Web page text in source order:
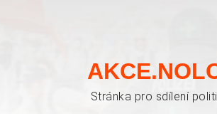
Stránka pro sdílení